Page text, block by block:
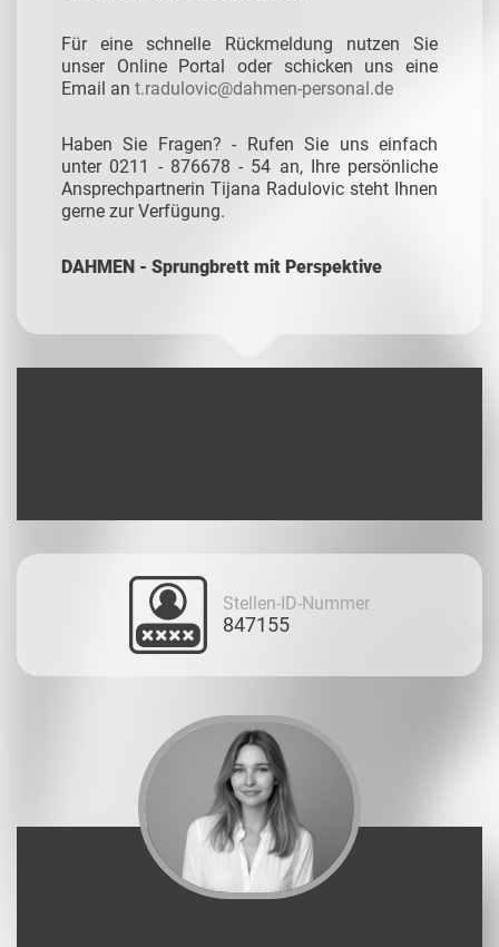
Für eine schnelle Rückmeldung nutzen Sie
unser Online Portal oder schicken uns eine
Email an t.radulovic@dahmen-personal.de
Haben Sie Fragen? - Rufen Sie uns einfach
unter 0211 - 876678 - 54 an, Ihre persönliche
Ansprechpartnerin Tijana Radulovic steht Ihnen
gerne zur Verfügung.
DAHMEN - Sprungbrett mit Perspektive
Stellen-ID-Nummer
847155